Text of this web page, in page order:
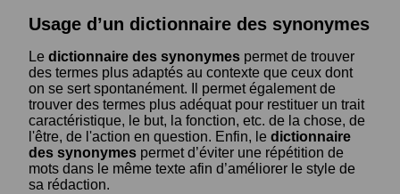
Usage d’un dictionnaire des synonymes
Le dictionnaire des synonymes permet de trouver
des termes plus adaptés au contexte que ceux dont
on se sert spontanément. Il permet également de
trouver des termes plus adéquat pour restituer un trait
caractéristique, le but, la fonction, etc. de la chose, de
l'être, de l'action en question. Enfin, le dictionnaire
des synonymes permet d’éviter une répétition de
mots dans le même texte afin d’améliorer le style de
sa rédaction.